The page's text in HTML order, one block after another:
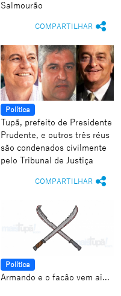
Salmourão
COMPARTILHAR
Política
Tupã, prefeito de Presidente
Prudente, e outros três réus
são condenados civilmente
pelo Tribunal de Justiça
COMPARTILHAR
Política
Armando e o facão vem ai...